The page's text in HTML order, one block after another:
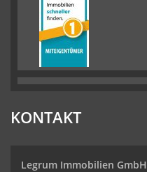
KONTAKT
Legrum Immobilien GmbH